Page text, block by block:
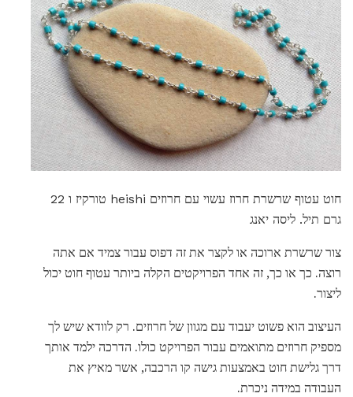
חוט עטוף שרשרת חרוז עשוי עם חרוזים heishi טורקיז ו 22
גרם תיל. ליסה יאנג
צור שרשרת ארוכה או לקצר את זה דפוס עבור צמיד אם אתה
רוצה. כך או כך, זה אחד הפרויקטים הקלה ביותר עטוף חוט יכול
ליצור.
העיצוב הוא פשוט יעבוד עם מגוון של חרוזים. רק לוודא שיש לך
מספיק חרוזים מתואמים עבור הפרויקט כולו. הדרכה ילמד אותך
דרך גלישת חוט באמצעות גישה קו הרכבה, אשר מאיץ את
העבודה במידה ניכרת.